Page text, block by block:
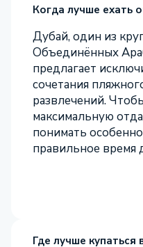
Когда лучше ехать
Дубай, один из
Объединённых
предлагает
сочетания
развлечений.
максимальную
понимать
правильное время
Где лучше купаться